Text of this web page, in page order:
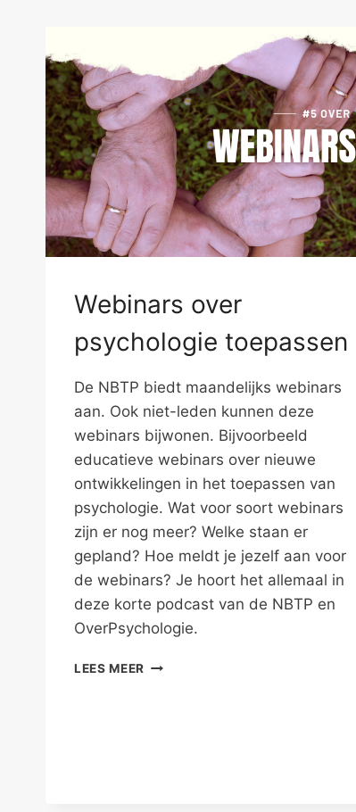
Webinars over
psychologie toepassen
De NBTP biedt maandelijks webinars
aan. Ook niet-leden kunnen deze
webinars bijwonen. Bijvoorbeeld
educatieve webinars over nieuwe
ontwikkelingen in het toepassen van
psychologie. Wat voor soort webinars
zijn er nog meer? Welke staan er
gepland? Hoe meldt je jezelf aan voor
de webinars? Je hoort het allemaal in
deze korte podcast van de NBTP en
OverPsychologie.
LEES MEER WEBINARS